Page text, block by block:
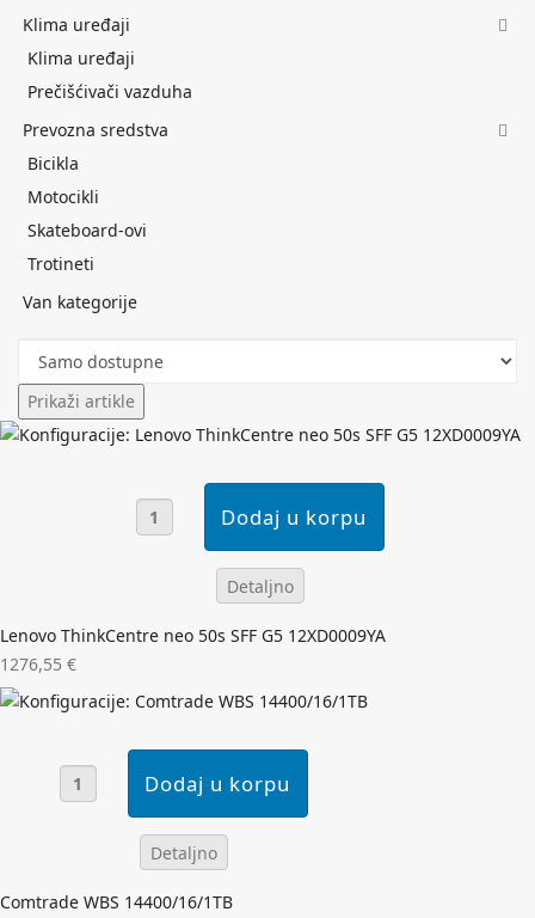
Klima uređaji
Klima uređaji
Prečišćivači vazduha
Prevozna sredstva
Bicikla
Motocikli
Skateboard-ovi
Trotineti
Van kategorije
Detaljno
Lenovo ThinkCentre neo 50s SFF G5 12XD0009YA
1276,55 €
Detaljno
Comtrade WBS 14400/16/1TB